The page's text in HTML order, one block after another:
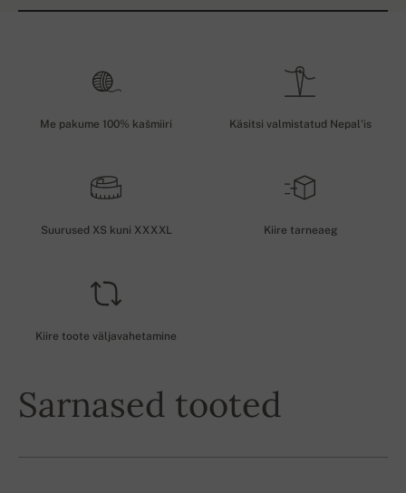
Me pakume 100% kašmiiri Käsitsi valmistatud Nepal'is
Suurused XS kuni XXXXL Kiire tarneaeg
Kiire toote väljavahetamine
Sarnased tooted